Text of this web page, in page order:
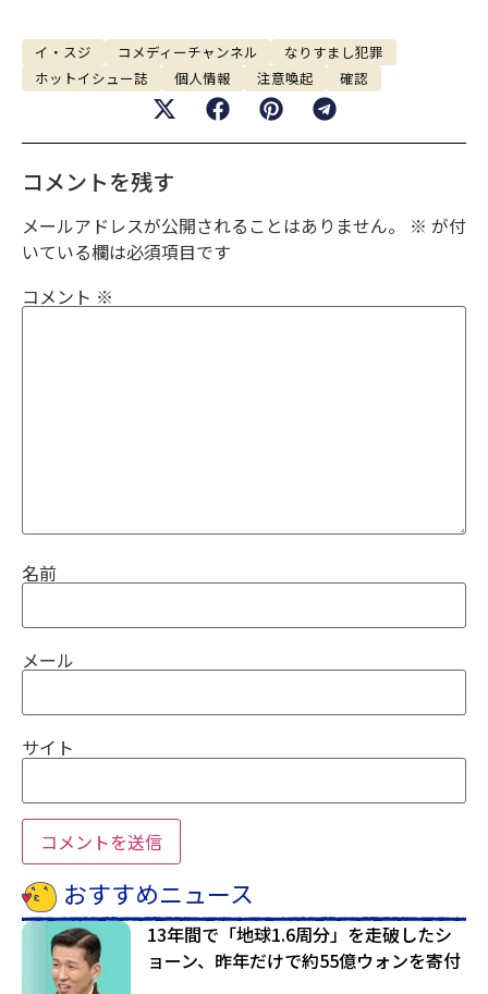
イ・スジ コメディーチャンネル
なりすまし犯罪
ホットイシュー誌
個人情報 注意喚起 確認
コメントを残す
メールアドレスが公開されることはありません。 ※ が付
いている欄は必須項目です
コメント ※
名前
メール
サイト
おすすめニュース
13年間で「地球1.6周分」を走破したシ
ョーン、昨年だけで約55億ウォンを寄付